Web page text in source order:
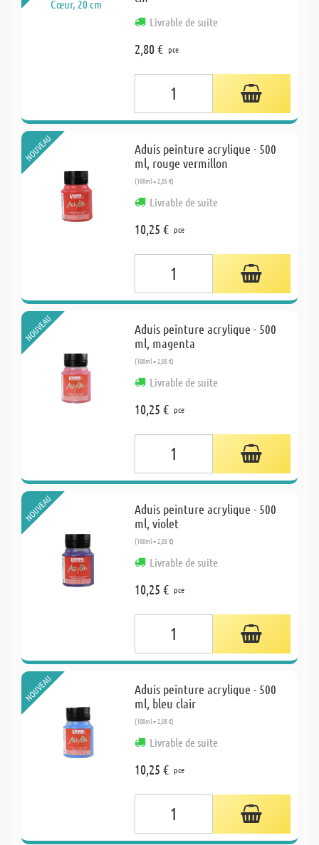
Livrable de suite
2,80 € pce
Aduis peinture acrylique - 500
ml, rouge vermillon
(100ml = 2,05 €)
Livrable de suite
10,25 € pce
NOUVEAU
Aduis peinture acrylique - 500
ml, magenta
(100ml = 2,05 €)
Livrable de suite
10,25 € pce
NOUVEAU
Aduis peinture acrylique - 500
ml, violet
(100ml = 2,05 €)
Livrable de suite
10,25 € pce
NOUVEAU
Aduis peinture acrylique - 500
ml, bleu clair
(100ml = 2,05 €)
Livrable de suite
10,25 € pce
NOUVEAU